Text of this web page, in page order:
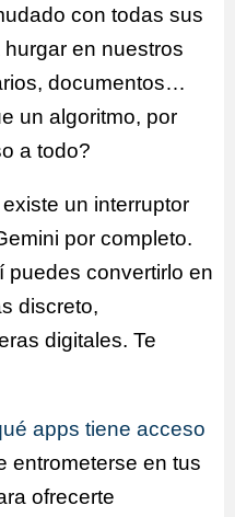
con todas sus
en nuestros
documentos…
un algoritmo, por
a todo?
un interruptor
por completo.
puedes convertirlo en
discreto,
digitales. Te
apps tiene acceso
entrometerse en tus
ofrecerte